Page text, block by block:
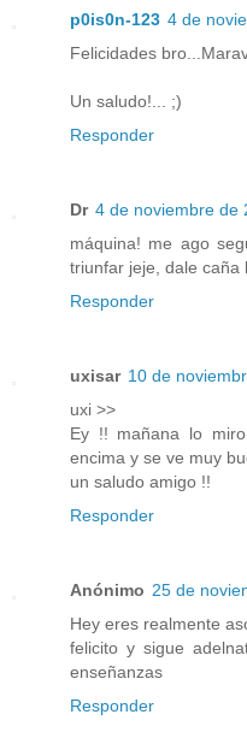
p0is0n-123 4 de
Felicidades
Un saludo!... ;)
Responder
Dr 4 de noviembre de
máquina! me ago
triunfar jeje, dale caña
Responder
uxisar 10 de
uxi >>
Ey !! mañana lo
encima y se ve muy
un saludo amigo !!
Responder
Anónimo 25 de
Hey eres realmente
felicito y sigue
enseñanzas
Responder